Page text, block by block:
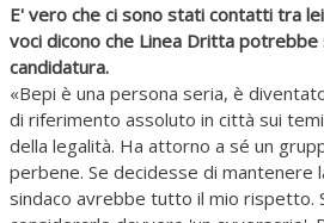
E' vero che ci sono stati contatti tra
voci dicono che Linea Dritta
candidatura.
«Bepi è una persona seria, è
di riferimento assoluto in città sui
della legalità. Ha attorno a sé un
perbene. Se decidesse di mantenere
sindaco avrebbe tutto il mio rispetto.